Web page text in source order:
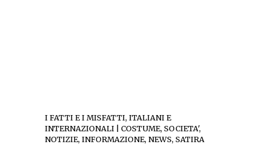
I FATTI E I MISFATTI, ITALIANI E
INTERNAZIONALI | COSTUME, SOCIETA',
NOTIZIE, INFORMAZIONE, NEWS, SATIRA